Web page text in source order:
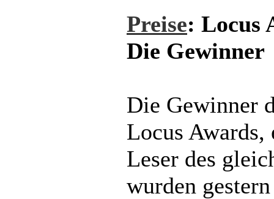
Preise: Locus
Die Gewinner
Die Gewinner
Locus
Leser des
wurden